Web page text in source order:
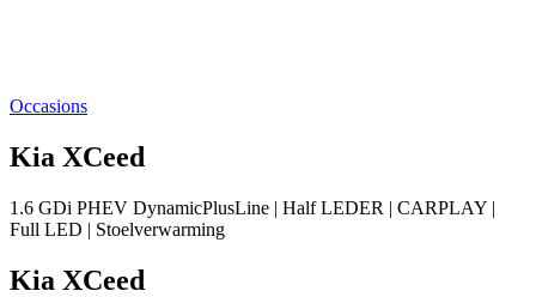
Occasions
Kia XCeed
1.6 GDi PHEV DynamicPlusLine | Half LEDER | CARPLAY |
Full LED | Stoelverwarming
Kia XCeed